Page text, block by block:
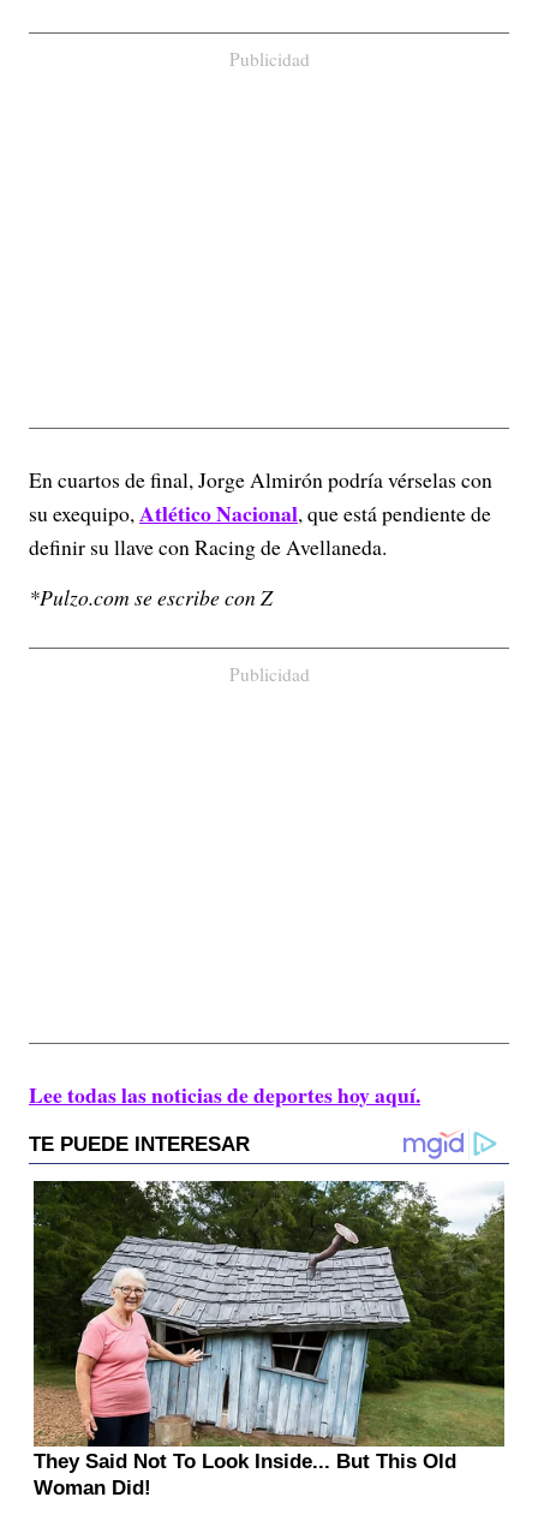
Publicidad
En cuartos de final, Jorge Almirón podría vérselas con
su exequipo,Atlético Nacional, que está pendiente de
definir su llave con Racing de Avellaneda.
*Pulzo.com se escribe con Z
Publicidad
Lee todas las noticias de deportes hoy aquí.